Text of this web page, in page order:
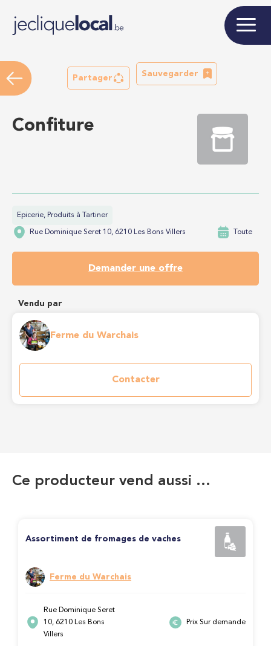
Partager
Sauvegarder
Confiture
Epicerie, Produits à Tartiner
Rue Dominique Seret 10, 6210 Les Bons Villers Toute
Demander une offre
Vendu par
Ferme du Warchais
Contacter
Ce producteur vend aussi …
Assortiment de fromages de vaches
Ferme du Warchais
Rue Dominique Seret
10, 6210 Les Bons
Villers
Prix Sur demande